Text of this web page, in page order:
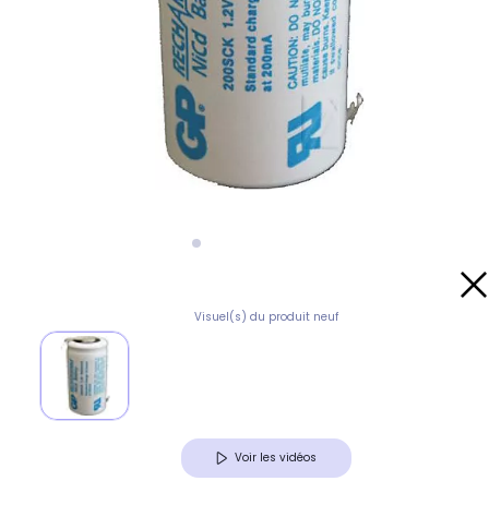
Visuel(s) du produit neuf
Voir les vidéos